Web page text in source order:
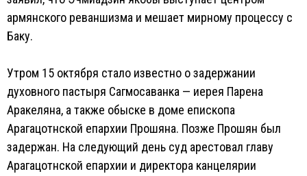
армянского реваншизма и мешает мирному процессу с
Баку.
Утром 15 октября стало известно о задержании
духовного пастыря Сагмосаванка — иерея Парена
Аракеляна, а также обыске в доме епископа
Арагацотнской епархии Прошяна. Позже Прошян был
задержан. На следующий день суд арестовал главу
Арагацотнской епархии и директора канцелярии